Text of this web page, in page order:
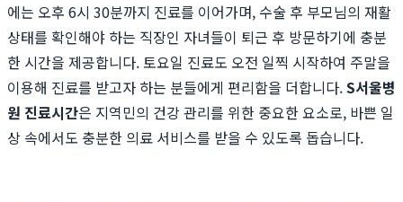
에는 오후 6시 30분까지 진료를 이어가며, 수술 후 부모님의 재활
상태를 확인해야 하는 직장인 자녀들이 퇴근 후 방문하기에 충분
한 시간을 제공합니다. 토요일 진료도 오전 일찍 시작하여 주말을
이용해 진료를 받고자 하는 분들에게 편리함을 더합니다.S서울병
원 진료시간은 지역민의 건강 관리를 위한 중요한 요소로, 바쁜 일
상 속에서도 충분한 의료 서비스를 받을 수 있도록 돕습니다.